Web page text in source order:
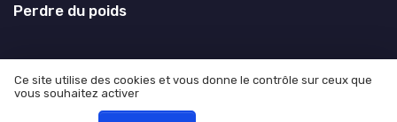
Perdre du poids
Mentions légales
Ce site utilise des cookies et vous donne le contrôle sur ceux que
vous souhaitez activer